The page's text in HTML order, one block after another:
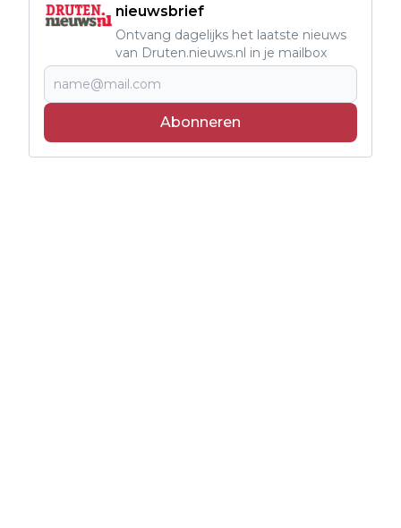
nieuwsbrief
Ontvang dagelijks het laatste nieuws
van Druten.nieuws.nl in je mailbox
Abonneren